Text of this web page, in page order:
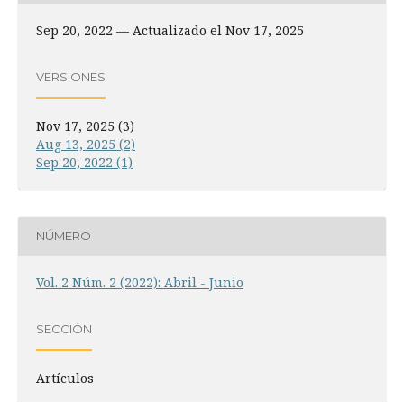
Sep 20, 2022 — Actualizado el Nov 17, 2025
VERSIONES
Nov 17, 2025 (3)
Aug 13, 2025 (2)
Sep 20, 2022 (1)
NÚMERO
Vol. 2 Núm. 2 (2022): Abril - Junio
SECCIÓN
Artículos